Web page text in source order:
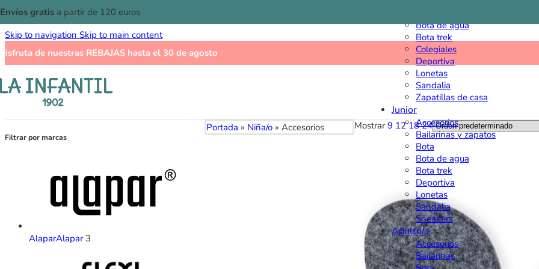
Skip to navigation Skip to main content
Envíos gratis a partir de 120 euros
de nuestras REBAJAS hasta el 30 de agosto
Bota de agua
Bota trek
Colegiales
Deportiva
Lonetas
Sandalia
Zapatillas de casa
Junior
Accesorios
Bailarinas y zapatos
Bota
Bota de agua
Bota trek
Deportiva
Lonetas
Sandalia
Sneakers
Adulto/a
Accesorios
Bailarinas
Filtrar por marcas
AlaparAlapar 3
Portada » Niña/o » Accesorios Mostrar 9 121824